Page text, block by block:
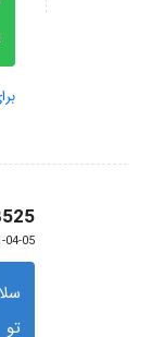
2021-04-05